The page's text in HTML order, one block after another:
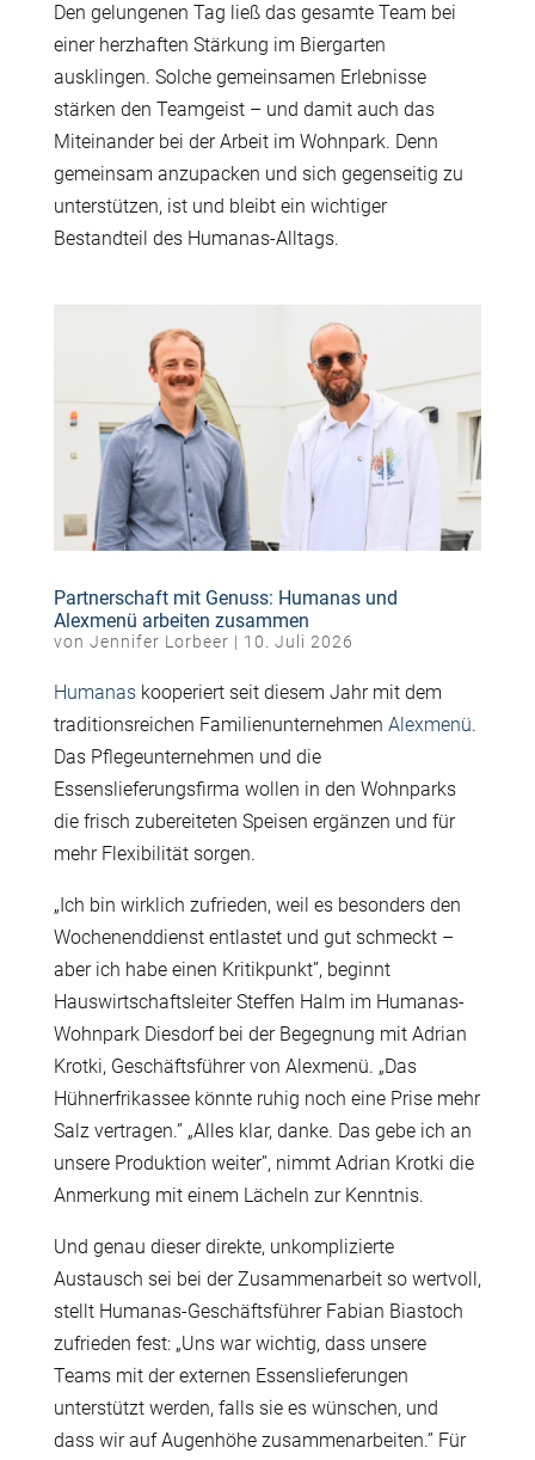
Den gelungenen Tag ließ das gesamte Team bei
einer herzhaften Stärkung im Biergarten
ausklingen. Solche gemeinsamen Erlebnisse
stärken den Teamgeist – und damit auch das
Miteinander bei der Arbeit im Wohnpark. Denn
gemeinsam anzupacken und sich gegenseitig zu
unterstützen, ist und bleibt ein wichtiger
Bestandteil des Humanas-Alltags.
Partnerschaft mit Genuss: Humanas und
Alexmenü arbeiten zusammen
von Jennifer Lorbeer | 10. Juli 2026
Humanaskooperiert seit diesem Jahr mit dem
traditionsreichen Familienunternehmen Alexmenü.
Das Pflegeunternehmen und die
Essenslieferungsfirma wollen in den Wohnparks
die frisch zubereiteten Speisen ergänzen und für
mehr Flexibilität sorgen.
„Ich bin wirklich zufrieden, weil es besonders den
Wochenenddienst entlastet und gut schmeckt –
aber ich habe einen Kritikpunkt”, beginnt
Hauswirtschaftsleiter Steffen Halm im Humanas-
Wohnpark Diesdorf bei der Begegnung mit Adrian
Krotki, Geschäftsführer von Alexmenü. „Das
Hühnerfrikassee könnte ruhig noch eine Prise mehr
Salz vertragen.” „Alles klar, danke. Das gebe ich an
unsere Produktion weiter”, nimmt Adrian Krotki die
Anmerkung mit einem Lächeln zur Kenntnis.
Und genau dieser direkte, unkomplizierte
Austausch sei bei der Zusammenarbeit so wertvoll,
stellt Humanas-Geschäftsführer Fabian Biastoch
zufrieden fest: „Uns war wichtig, dass unsere
Teams mit der externen Essenslieferungen
unterstützt werden, falls sie es wünschen, und
dass wir auf Augenhöhe zusammenarbeiten.” Für